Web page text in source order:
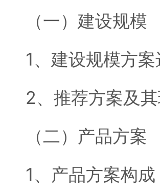
（一）建设规模
1、建设规模方案
2、推荐方案及
（二）产品方案
1、产品方案构成